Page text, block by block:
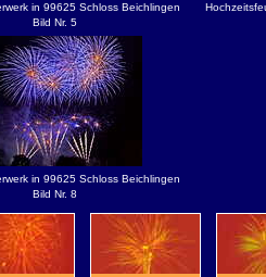
in 99625 Schloss Beichlingen
Bild Nr. 5
in 99625 Schloss Beichlingen
Bild Nr. 8